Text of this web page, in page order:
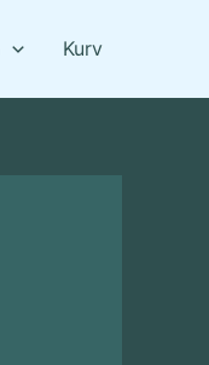
Kurv